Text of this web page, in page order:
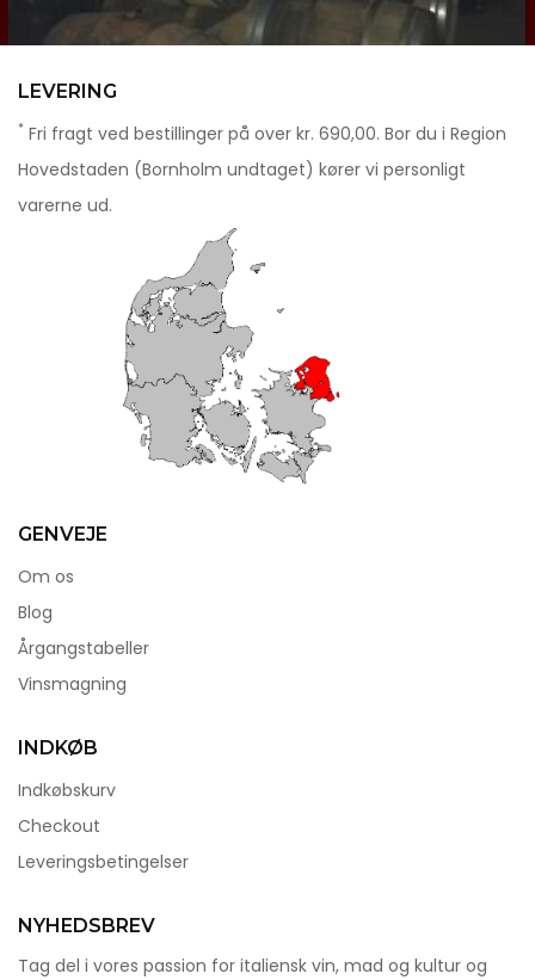
LEVERING
* Fri fragt ved bestillinger på over kr. 690,00. Bor du i Region
Hovedstaden (Bornholm undtaget) kører vi personligt
varerne ud.
GENVEJE
Om os
Blog
Årgangstabeller
Vinsmagning
INDKØB
Indkøbskurv
Checkout
Leveringsbetingelser
NYHEDSBREV
Tag del i vores passion for italiensk vin, mad og kultur og